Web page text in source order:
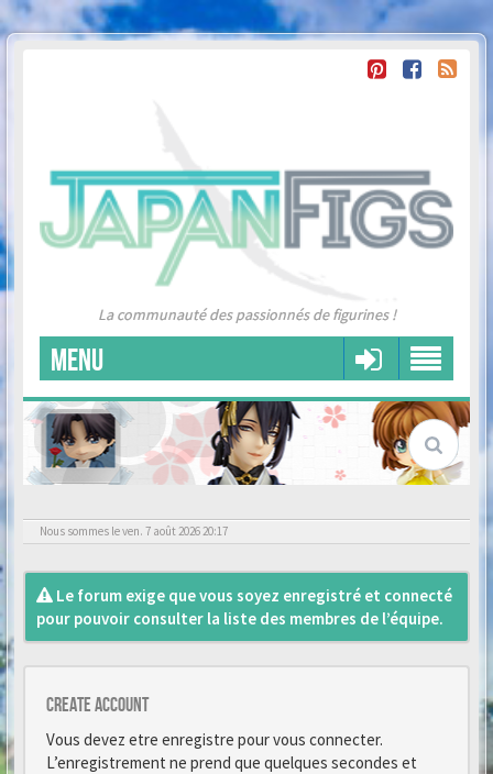
La communauté des passionnés de figurines !
MENU
Nous sommes le ven. 7 août 2026 20:17
Le forum exige que vous soyez enregistré et connecté
pour pouvoir consulter la liste des membres de l’équipe.
Create account
Vous devez etre enregistre pour vous connecter.
L’enregistrement ne prend que quelques secondes et